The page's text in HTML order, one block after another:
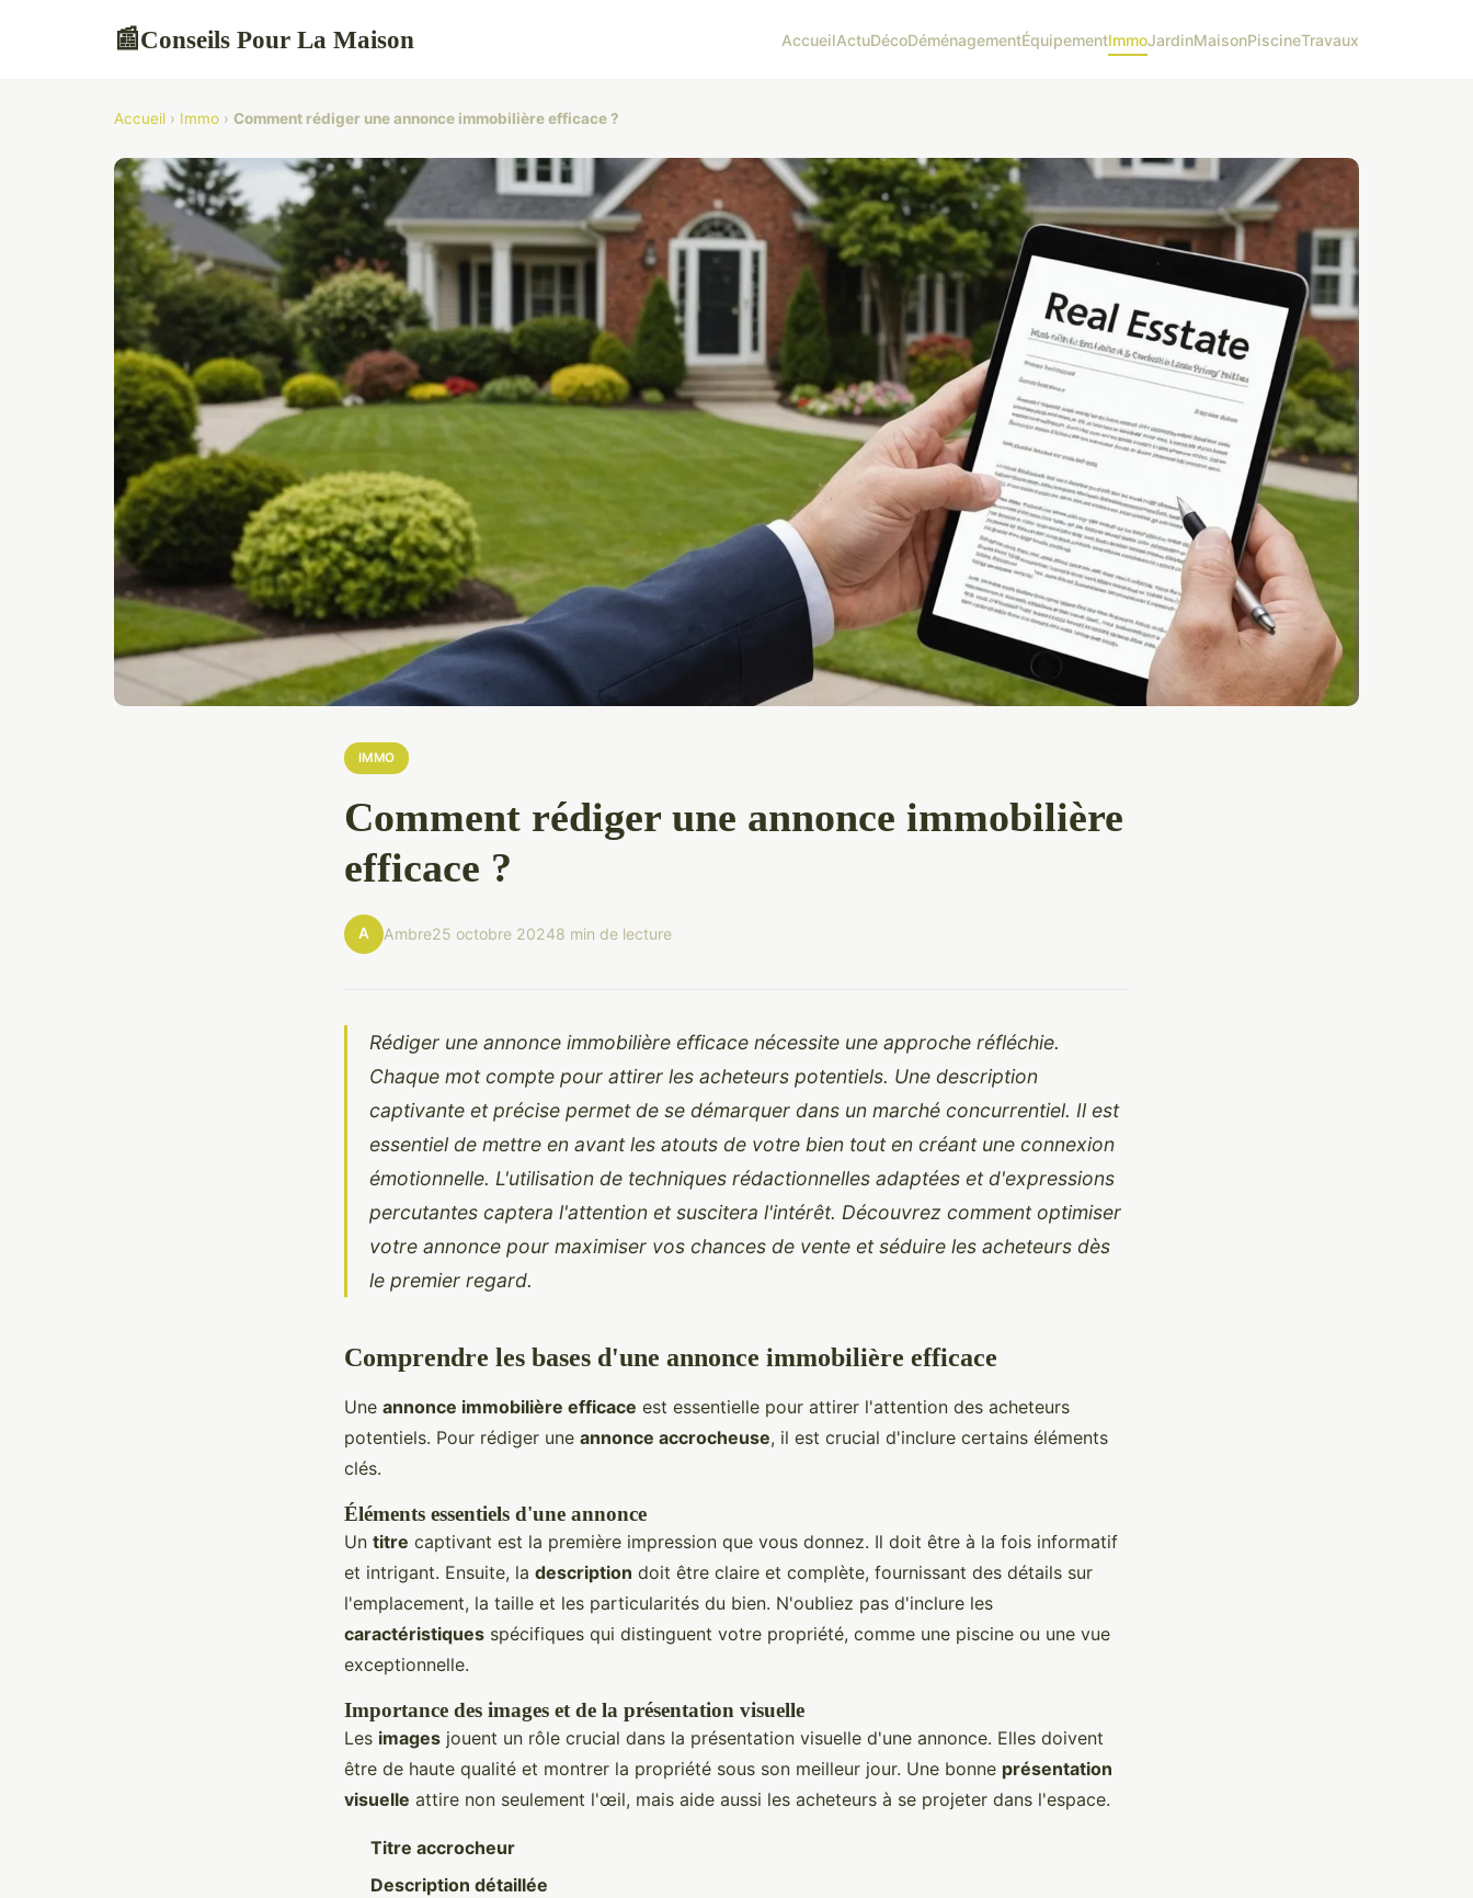
📰Conseils Pour La Maison AccueilActuDécoDéménagementÉquipementImmoJardinMaisonPiscineTravaux
Accueil › Immo › Comment rédiger une annonce immobilière efficace ?
IMMO
Comment rédiger une annonce immobilière
efficace ?
A Ambre25 octobre 20248 min de lecture
Rédiger une annonce immobilière efficace nécessite une approche réfléchie.
Chaque mot compte pour attirer les acheteurs potentiels. Une description
captivante et précise permet de se démarquer dans un marché concurrentiel. Il est
essentiel de mettre en avant les atouts de votre bien tout en créant une connexion
émotionnelle. L'utilisation de techniques rédactionnelles adaptées et d'expressions
percutantes captera l'attention et suscitera l'intérêt. Découvrez comment optimiser
votre annonce pour maximiser vos chances de vente et séduire les acheteurs dès
le premier regard.
Comprendre les bases d'une annonce immobilière efficace
Une annonce immobilière efficace est essentielle pour attirer l'attention des acheteurs
potentiels. Pour rédiger une annonce accrocheuse, il est crucial d'inclure certains éléments
clés.
Éléments essentiels d'une annonce
Un titre captivant est la première impression que vous donnez. Il doit être à la fois informatif
et intrigant. Ensuite, la description doit être claire et complète, fournissant des détails sur
l'emplacement, la taille et les particularités du bien. N'oubliez pas d'inclure les
caractéristiques spécifiques qui distinguent votre propriété, comme une piscine ou une vue
exceptionnelle.
Importance des images et de la présentation visuelle
Les images jouent un rôle crucial dans la présentation visuelle d'une annonce. Elles doivent
être de haute qualité et montrer la propriété sous son meilleur jour. Une bonne présentation
visuelle attire non seulement l'œil, mais aide aussi les acheteurs à se projeter dans l'espace.
Titre accrocheur
Description détaillée